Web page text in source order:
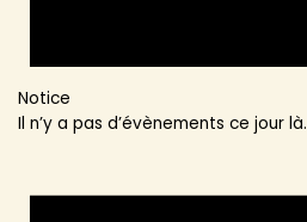
Notice
Il n’y a pas d’évènements ce jour là.